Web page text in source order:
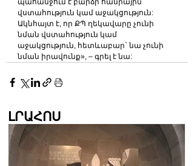
վստահություն կամ աջակցություն:
Ակնհայտ է, որ ՔՊ ղեկավարը չունի
նման վստահություն կամ
աջակցություն, հետևաբար` նա չունի
նման իրավունք», – գրել է նա:
ԼՐԱՀՈՍ